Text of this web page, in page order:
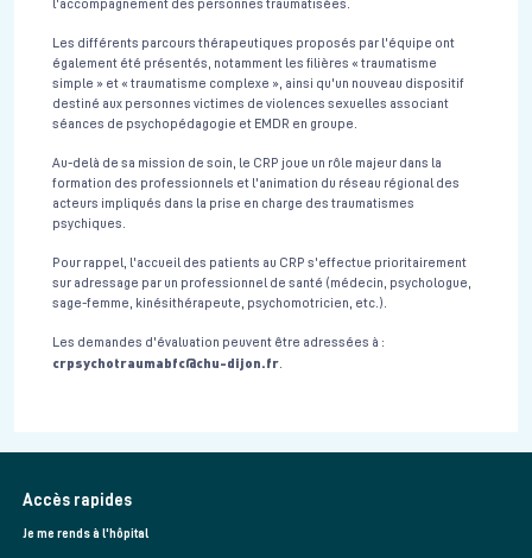
l'accompagnement des personnes traumatisées.
Les différents parcours thérapeutiques proposés par l'équipe ont
également été présentés, notamment les filières « traumatisme
simple » et « traumatisme complexe », ainsi qu'un nouveau dispositif
destiné aux personnes victimes de violences sexuelles associant
séances de psychopédagogie et EMDR en groupe.
Au-delà de sa mission de soin, le CRP joue un rôle majeur dans la
formation des professionnels et l'animation du réseau régional des
acteurs impliqués dans la prise en charge des traumatismes
psychiques.
Pour rappel, l'accueil des patients au CRP s'effectue prioritairement
sur adressage par un professionnel de santé (médecin, psychologue,
sage-femme, kinésithérapeute, psychomotricien, etc.).
Les demandes d'évaluation peuvent être adressées à :
crpsychotraumabfc@chu-dijon.fr
Accès rapides
Je me rends à l'hôpital